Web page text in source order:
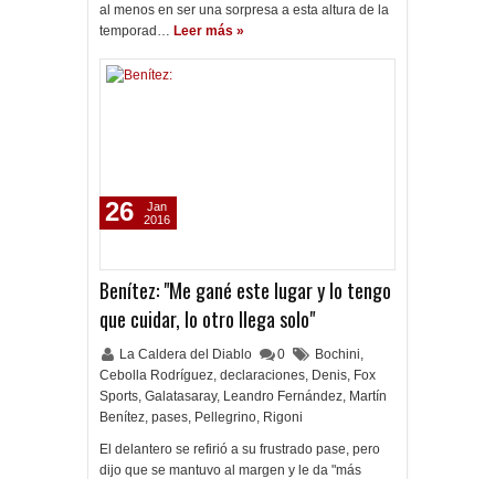
al menos en ser una sorpresa a esta altura de la
temporad… Leer más »
Benítez: "Me gané este lugar y lo tengo
que cuidar, lo otro llega solo"
La Caldera del Diablo 0 Bochini,
Cebolla Rodríguez, declaraciones, Denis, Fox
Sports, Galatasaray, Leandro Fernández, Martín
Benítez, pases, Pellegrino, Rigoni
El delantero se refirió a su frustrado pase, pero
dijo que se mantuvo al margen y le da "más
26
Jan
2016